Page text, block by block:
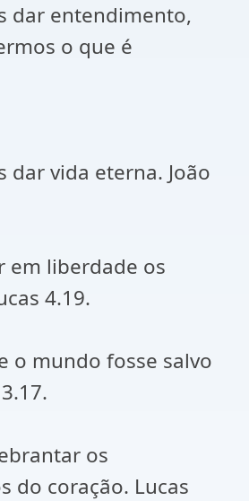
dar entendimento,
o que é
dar vida eterna. João
em liberdade os
4.19.
o mundo fosse salvo
os
do coração. Lucas